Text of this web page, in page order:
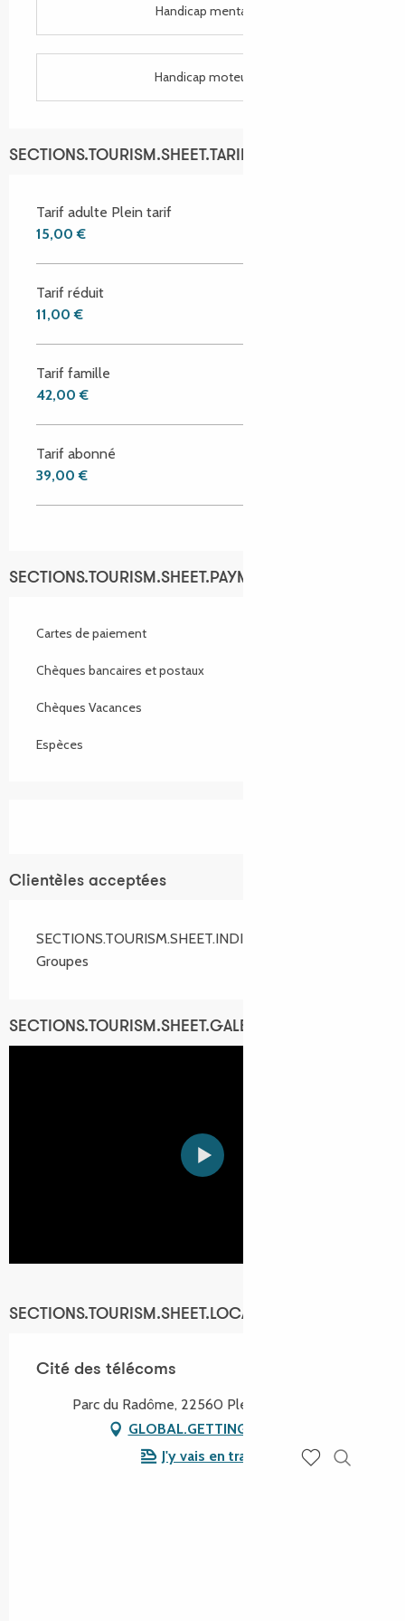
Handicap mental
Handicap moteur
SECTIONS.TOURISM.SHEET.TARIFFS.TARIFFS
Tarif adulte Plein tarif
15,00 €
Tarif réduit
11,00 €
Tarif famille
42,00 €
Tarif abonné
39,00 €
SECTIONS.TOURISM.SHEET.PAYMENTS_METHODS
Cartes de paiement
Chèques bancaires et postaux
Chèques Vacances
Espèces
Clientèles acceptées
SECTIONS.TOURISM.SHEET.INDIVIDUALS
Groupes
SECTIONS.TOURISM.SHEET.GALERY
SECTIONS.TOURISM.SHEET.LOCATION
Cité des télécoms
Parc du Radôme, 22560 Pleumeur-Bodou
GLOBAL.GETTING_THERE
J'y vais en train !